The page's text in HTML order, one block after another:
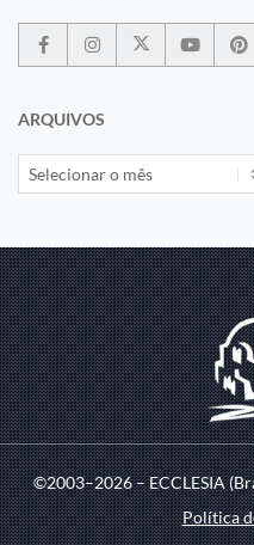
ARQUIVOS
©2003–2026 – ECCLESIA
Política